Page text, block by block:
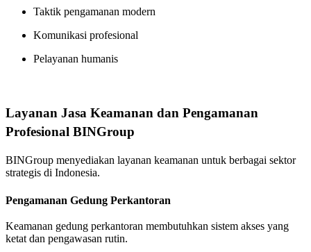
Taktik pengamanan modern
Komunikasi profesional
Pelayanan humanis
Layanan Jasa Keamanan dan Pengamanan
Profesional BINGroup
BINGroup menyediakan layanan keamanan untuk berbagai sektor
strategis di Indonesia.
Pengamanan Gedung Perkantoran
Keamanan gedung perkantoran membutuhkan sistem akses yang
ketat dan pengawasan rutin.